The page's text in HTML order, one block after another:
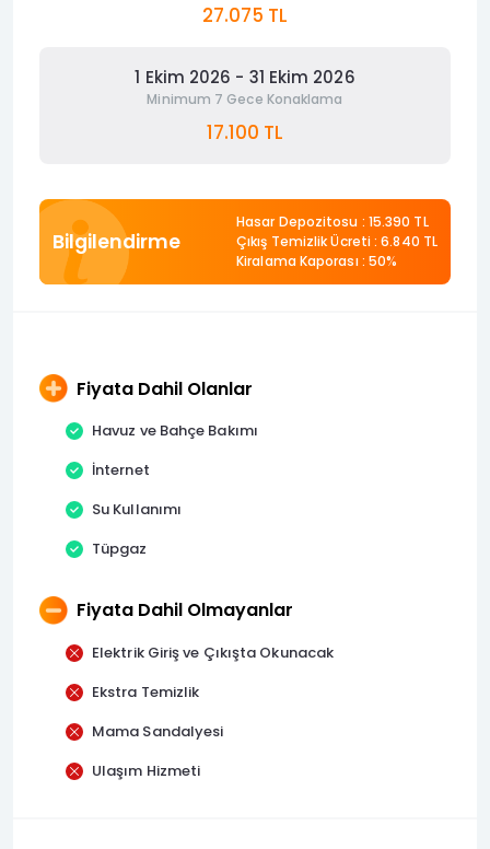
27.075 TL
1 Ekim 2026 - 31 Ekim 2026
Minimum 7 Gece Konaklama
17.100 TL
Bilgilendirme
Hasar Depozitosu : 15.390 TL
Çıkış Temizlik Ücreti :6.840 TL
Kiralama Kaporası : 50%
Fiyata Dahil Olanlar
Havuz ve Bahçe Bakımı
İnternet
Su Kullanımı
Tüpgaz
Fiyata Dahil Olmayanlar
Elektrik Giriş ve Çıkışta Okunacak
Ekstra Temizlik
Mama Sandalyesi
Ulaşım Hizmeti